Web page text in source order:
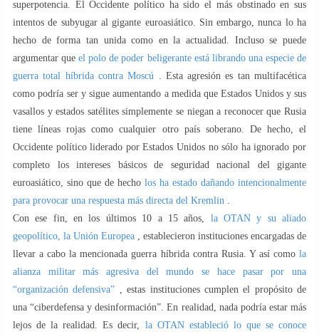
superpotencia. El Occidente político ha sido el más obstinado en sus
intentos de subyugar al gigante euroasiático. Sin embargo, nunca lo ha
hecho de forma tan unida como en la actualidad. Incluso se puede
argumentar queel polo de poder beligerante está librando una especie de
guerra total híbrida contra Moscú . Esta agresión es tan multifacética
como podría ser y sigue aumentando a medida que Estados Unidos y sus
vasallos y estados satélites simplemente se niegan a reconocer que Rusia
tiene líneas rojas como cualquier otro país soberano. De hecho, el
Occidente político liderado por Estados Unidos no sólo ha ignorado por
completo los intereses básicos de seguridad nacional del gigante
euroasiático, sino que de hecho los ha estado dañando intencionalmente
para provocar una respuesta más directa del Kremlin
Con ese fin, en los últimos 10 a 15 años, la OTAN y su aliado
geopolítico, la Unión Europea , establecieron instituciones encargadas de
llevar a cabo la mencionada guerra híbrida contra Rusia. Y así como la
alianza militar más agresiva del mundo se hace pasar por una
“organización defensiva” , estas instituciones cumplen el propósito de
una “ciberdefensa y desinformación”. En realidad, nada podría estar más
lejos de la realidad. Es decir, la OTAN estableció lo que se conoce